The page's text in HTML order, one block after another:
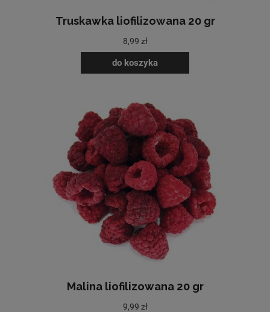
Truskawka liofilizowana 20 gr
8,99 zł
do koszyka
Malina liofilizowana 20 gr
9,99 zł